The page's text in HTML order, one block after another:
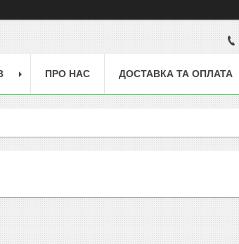
ПРО НАС ДОСТАВКА ТА ОПЛАТА